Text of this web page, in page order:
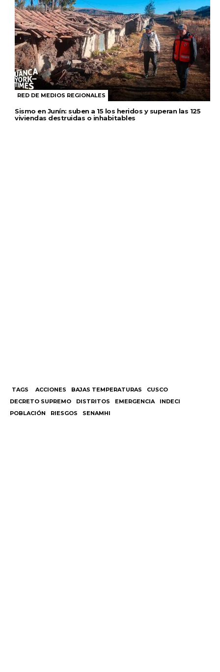
RED DE MEDIOS REGIONALES
Sismo en Junín: suben a 15 los heridos y superan las 125
viviendas destruidas o inhabitables
TAGS ACCIONES BAJAS TEMPERATURAS
CUSCO
DECRETO SUPREMO
DISTRITOS EMERGENCIA
INDECI
POBLACIÓN
RIESGOS SENAMHI